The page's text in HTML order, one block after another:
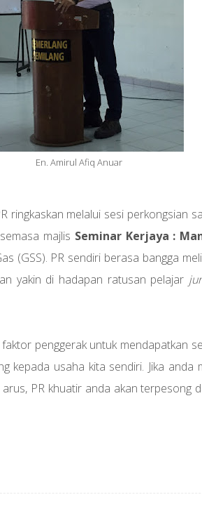
En. Amirul Afiq Anuar
ringkaskan melalui sesi perkongsian
majlis Seminar Kerjaya :
(GSS). PR sendiri berasa bangga
yakin di hadapan ratusan pelajar
penggerak untuk mendapatkan
kepada usaha kita sendiri. Jika anda
PR khuatir anda akan terpesong